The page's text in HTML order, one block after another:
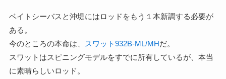
ベイトシーバスと沖堤にはロッドをもう１本新調する必要が
ある。
今のところの本命は、
スワット932B-ML/MHだ。
スワットはスピニングモデルをすでに所有しているが、本当
に素晴らしいロッド。